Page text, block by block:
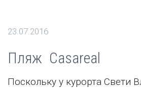
23.07.2016
Пляж Casareal
Поскольку у курорта Свети